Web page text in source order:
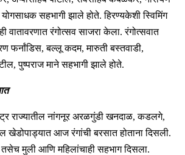
सहभागी झाले होते. हिरण्यकेशी स्विमिंग
वातावरणात रंगोत्सव साजरा केला. रंगोत्सवात
फर्नांडिस, बल्लू कदम, मारुती बस्तवाडी,
पुष्पराज माने सहभागी झाले होते.
राज्यातील नांगनूर अरळगुंडी खनदाळ, कडलगे,
खेडोपाड्यात आज रंगांची बरसात होताना दिसली.
तसेच मुली आणि महिलांचाही सहभाग दिसला.